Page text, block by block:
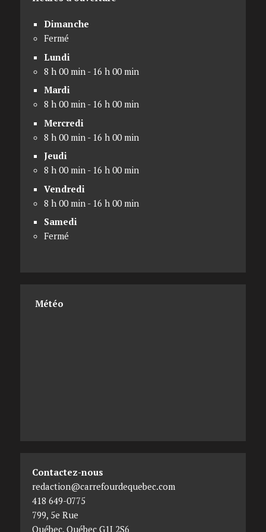
Dimanche
Fermé
Lundi
8 h 00 min - 16 h 00 min
Mardi
8 h 00 min - 16 h 00 min
Mercredi
8 h 00 min - 16 h 00 min
Jeudi
8 h 00 min - 16 h 00 min
Vendredi
8 h 00 min - 16 h 00 min
Samedi
Fermé
Météo
Contactez-nous
redaction@carrefourdequebec.com
418 649-0775
799, 5e Rue
Québec, Québec G1J 2S6